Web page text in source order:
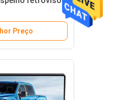
Preço